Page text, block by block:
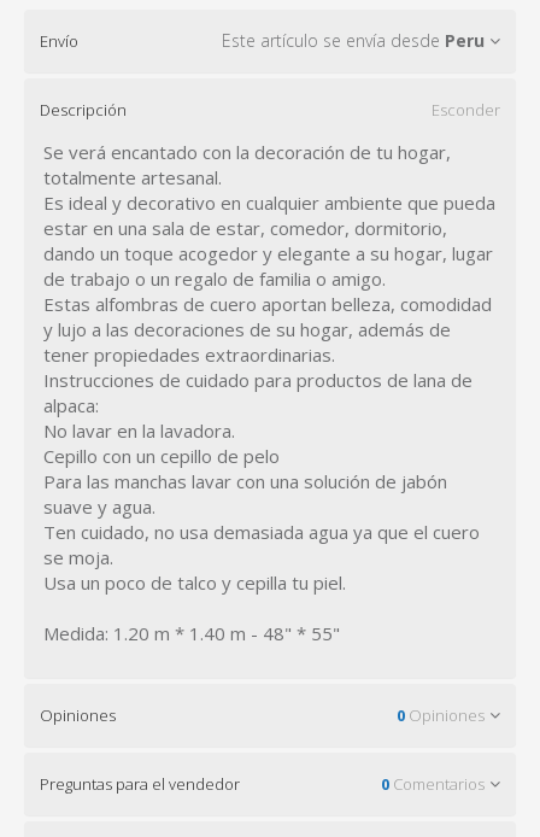
Envío Este artículo se envía desde Peru
Descripción Esconder
Se verá encantado con la decoración de tu hogar,
totalmente artesanal.
Es ideal y decorativo en cualquier ambiente que pueda
estar en una sala de estar, comedor, dormitorio,
dando un toque acogedor y elegante a su hogar, lugar
de trabajo o un regalo de familia o amigo.
Estas alfombras de cuero aportan belleza, comodidad
y lujo a las decoraciones de su hogar, además de
tener propiedades extraordinarias.
Instrucciones de cuidado para productos de lana de
alpaca:
No lavar en la lavadora.
Cepillo con un cepillo de pelo
Para las manchas lavar con una solución de jabón
suave y agua.
Ten cuidado, no usa demasiada agua ya que el cuero
se moja.
Usa un poco de talco y cepilla tu piel.
Medida: 1.20 m * 1.40 m - 48" * 55"
Opiniones 0 Opiniones
Preguntas para el vendedor 0 Comentarios